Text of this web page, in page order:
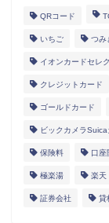
QRコード
いちご つみ
イオンカードセレ
クレジットカード
ゴールドカード
ビックカメラSuica
保険料 口座
極楽湯 楽天
証券会社 貸